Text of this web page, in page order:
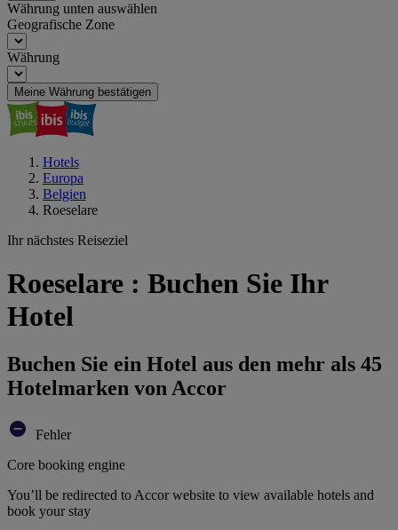
Währung unten auswählen
Geografische Zone
Währung
Meine Währung bestätigen
Hotels
Europa
Belgien
Roeselare
Ihr nächstes Reiseziel
Roeselare : Buchen Sie Ihr
Hotel
Buchen Sie ein Hotel aus den mehr als 45
Hotelmarken von Accor
Fehler
Core booking engine
You’ll be redirected to Accor website to view available hotels and
book your stay